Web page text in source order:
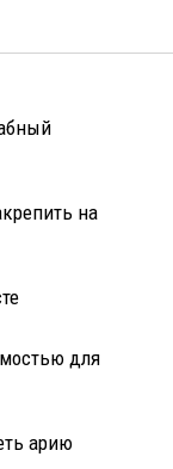
на
для
арию